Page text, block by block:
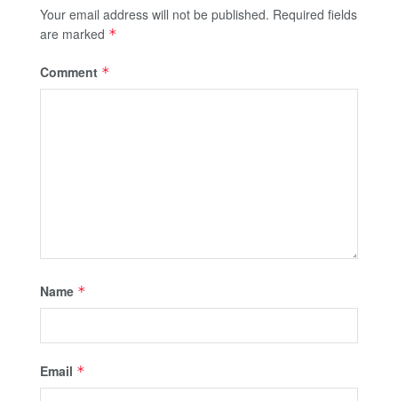
Your email address will not be published. Required fields
are marked *
Comment *
Name *
Email *